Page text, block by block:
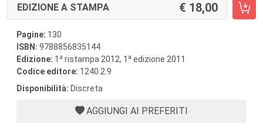
EDIZIONE A STAMPA 18,00
Pagine: 130
ISBN: 9788856835144
Edizione: 1 a ristampa 2012, 1 a edizione 2011
Codice editore: 1240.2.9
Disponibilità: Discreta
AGGIUNGI AI PREFERITI